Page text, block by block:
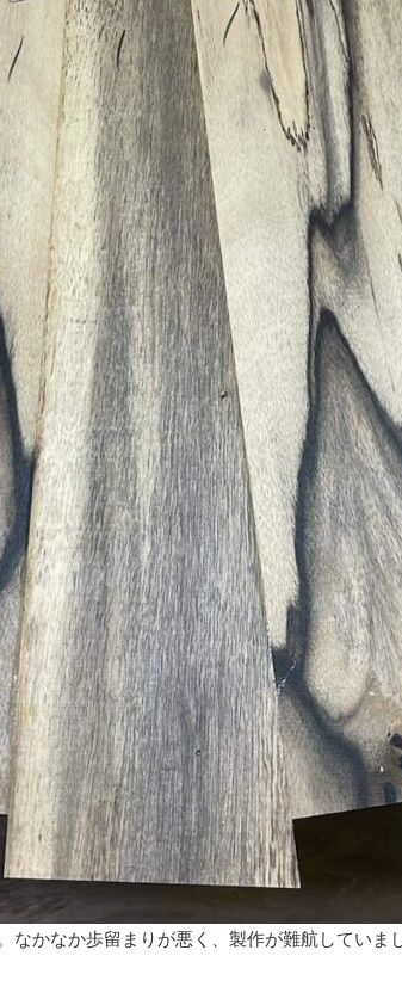
なかなか歩留まりが悪く、製作が難航していま